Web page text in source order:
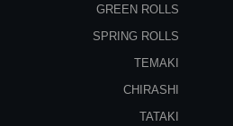
GREEN ROLLS
SPRING ROLLS
TEMAKI
CHIRASHI
TATAKI